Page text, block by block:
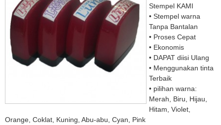
Stempel KAMI
• Stempel warna
Tanpa Bantalan
• Proses Cepat
• Ekonomis
• DAPAT diisi Ulang
• Menggunakan tinta
Terbaik
• pilihan warna:
Merah, Biru, Hijau,
Hitam, Violet,
Orange, Coklat, Kuning, Abu-abu, Cyan, Pink